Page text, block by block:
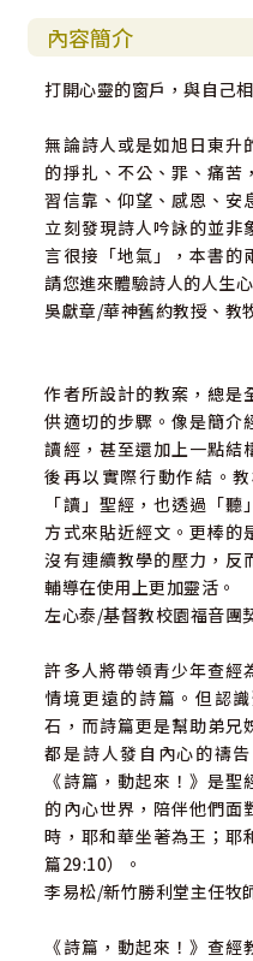
內容簡介
打開心靈的窗戶，與自己
無論詩人或是如旭日東升
的掙扎、不公、罪、痛苦
習信靠、仰望、感恩、安
立刻發現詩人吟詠的並非
言很接「地氣」，本書的
請您進來體驗詩人的人生心
吳獻章/華神舊約教授、教
作者所設計的教案，總是
供適切的步驟。像是簡介
讀經，甚至還加上一點結
後再以實際行動作結。
「讀」聖經，也透過「
方式來貼近經文。更棒的
沒有連續教學的壓力，反
輔導在使用上更加靈活。
左心泰/基督教校園福音團
許多人將帶領青少年查經
情境更遠的詩篇。但認
石，而詩篇更是幫助弟兄
都是詩人發自內心的禱
《詩篇，動起來！》是
的內心世界，陪伴他們面
時，耶和華坐著為王；耶
篇29:10）。
李易松/新竹勝利堂主任牧
《詩篇，動起來！》查經